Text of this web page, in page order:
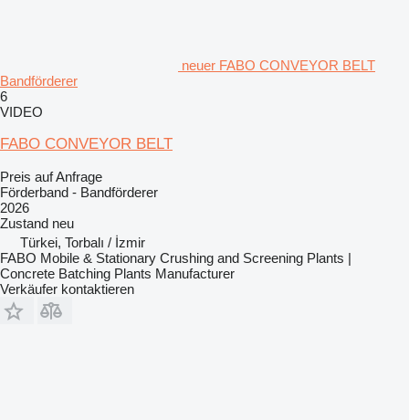
neuer FABO CONVEYOR BELT
Bandförderer
6
VIDEO
FABO CONVEYOR BELT
Preis auf Anfrage
Förderband - Bandförderer
2026
Zustand neu
Türkei, Torbalı / İzmir
FABO Mobile & Stationary Crushing and Screening Plants |
Concrete Batching Plants Manufacturer
Verkäufer kontaktieren